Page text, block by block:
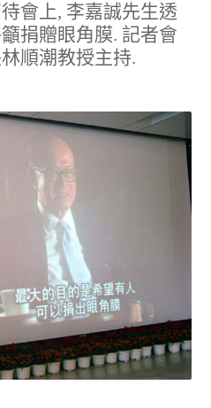
會上, 李嘉誠先生透
捐贈眼角膜. 記者會
順潮教授主持.